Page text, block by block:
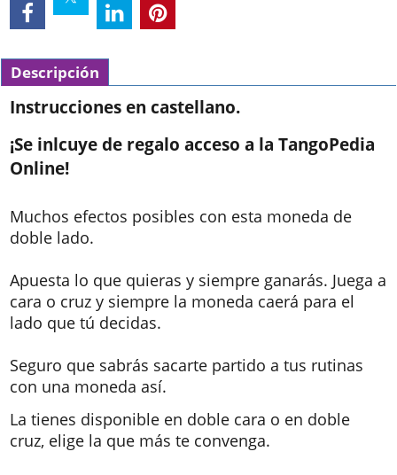
Descripción
Instrucciones en castellano.
¡Se inlcuye de regalo acceso a la TangoPedia
Online!
Muchos efectos posibles con esta moneda de
doble lado.
Apuesta lo que quieras y siempre ganarás. Juega a
cara o cruz y siempre la moneda caerá para el
lado que tú decidas.
Seguro que sabrás sacarte partido a tus rutinas
con una moneda así.
La tienes disponible en doble cara o en doble
cruz, elige la que más te convenga.